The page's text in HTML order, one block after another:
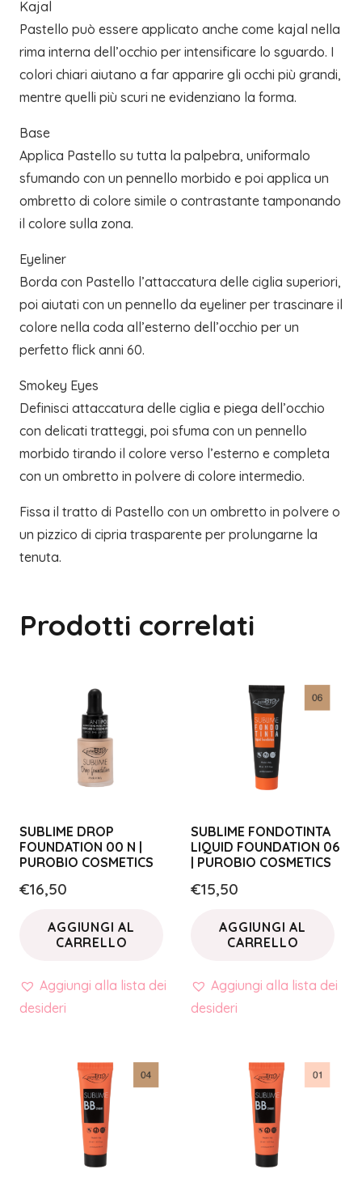
Kajal
Pastello può essere applicato anche come kajal nella
rima interna dell’occhio per intensificare lo sguardo. I
colori chiari aiutano a far apparire gli occhi più grandi,
mentre quelli più scuri ne evidenziano la forma.
Base
Applica Pastello su tutta la palpebra, uniformalo
sfumando con un pennello morbido e poi applica un
ombretto di colore simile o contrastante tamponando
il colore sulla zona.
Eyeliner
Borda con Pastello l’attaccatura delle ciglia superiori,
poi aiutati con un pennello da eyeliner per trascinare il
colore nella coda all’esterno dell’occhio per un
perfetto flick anni 60.
Smokey Eyes
Definisci attaccatura delle ciglia e piega dell’occhio
con delicati tratteggi, poi sfuma con un pennello
morbido tirando il colore verso l’esterno e completa
con un ombretto in polvere di colore intermedio.
Fissa il tratto di Pastello con un ombretto in polvere o
un pizzico di cipria trasparente per prolungarne la
tenuta.
Prodotti correlati
SUBLIME DROP
FOUNDATION 00 N |
PUROBIO COSMETICS
€16,50
AGGIUNGI AL
CARRELLO
Aggiungi alla lista dei
desideri
SUBLIME FONDOTINTA
LIQUID FOUNDATION 06
| PUROBIO COSMETICS
€15,50
AGGIUNGI AL
CARRELLO
Aggiungi alla lista dei
desideri